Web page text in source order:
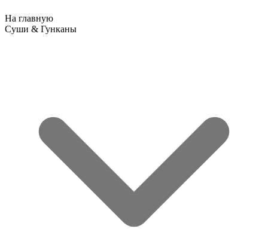
На главную
Суши & Гунканы